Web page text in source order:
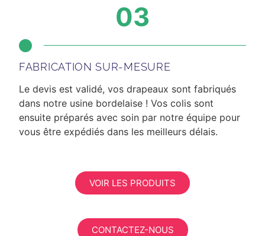
03
FABRICATION SUR-MESURE
Le devis est validé, vos drapeaux sont fabriqués
dans notre usine bordelaise ! Vos colis sont
ensuite préparés avec soin par notre équipe pour
vous être expédiés dans les meilleurs délais.
VOIR LES PRODUITS
CONTACTEZ-NOUS